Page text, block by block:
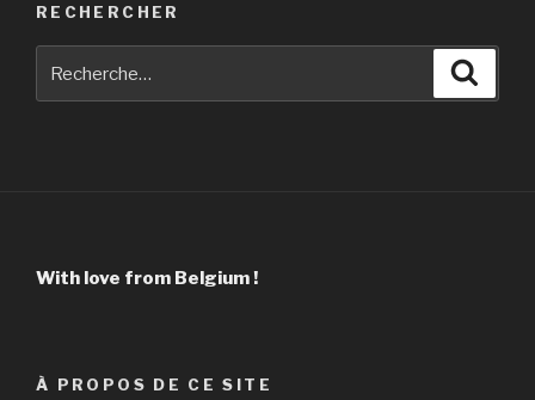
RECHERCHER
With love from Belgium !
À PROPOS DE CE SITE